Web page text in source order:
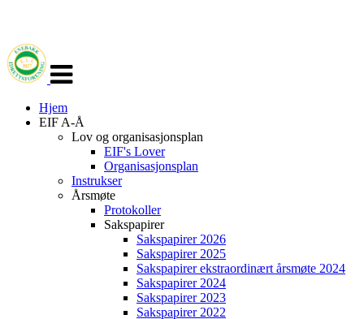
navigasjon
Hjem
EIF A-Å
Lov og organisasjonsplan
EIF's Lover
Organisasjonsplan
Instrukser
Årsmøte
Protokoller
Sakspapirer
Sakspapirer 2026
Sakspapirer 2025
Sakspapirer ekstraordinært årsmøte 2024
Sakspapirer 2024
Sakspapirer 2023
Sakspapirer 2022